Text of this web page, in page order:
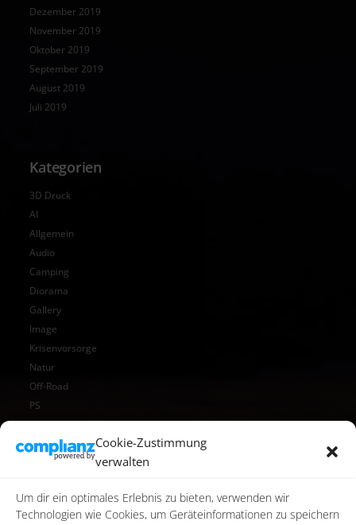
Cookie-Zustimmung
verwalten
Um dir ein optimales Erlebnis zu bieten, verwenden wir
Technologien wie Cookies, um Geräteinformationen zu speichern
Dezember 2019
November 2019
Oktober 2019
September 2019
August 2019
Juli 2019
Kategorien
3D Druck
AI
Allgemein
Audio
Camping
Diorama
Gallery
Image
Krisenvorsorge
Natur
Off-Road
PS
Reise
Reisen
Star Wars
Video